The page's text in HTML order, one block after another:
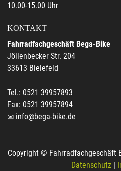
10.00-15.00 Uhr
KONTAKT
Fahrradfachgeschäft Bega-Bike
Jöllenbecker Str. 204
33613 Bielefeld
Tel.: 0521 39957893
Fax: 0521 39957894
info@bega-bike.de
Copyright © Fahrradfachgeschäft
Datenschutz|